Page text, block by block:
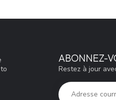
ABONNEZ-
Restez à jour